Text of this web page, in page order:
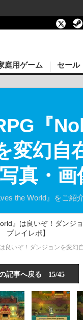
庭用ゲーム セール
『
変幻自
真・画
the World』をご紹
いぞ！ダンジョンを変幻
記事へ戻る 15/45